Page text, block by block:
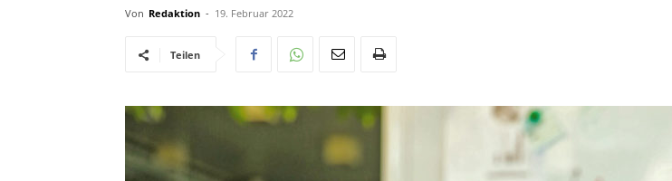
Von Redaktion - 19. Februar 2022
Teilen